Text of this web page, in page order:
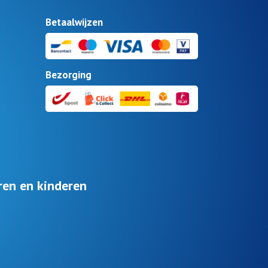
Betaalwijzen
Bezorging
en kinderen